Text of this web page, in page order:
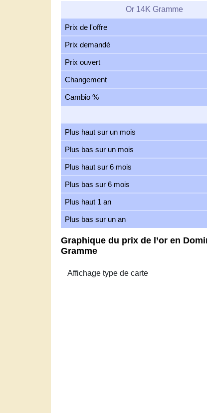
Or 14K Gramme
Prix de l'offre
Prix demandé
Prix ouvert
Changement
Cambio %
Plus haut sur un mois
Plus bas sur un mois
Plus haut sur 6 mois
Plus bas sur 6 mois
Plus haut 1 an
Plus bas sur un an
Graphique du prix de l’or en
Gramme
Zoom 1m 3m 6m YTD